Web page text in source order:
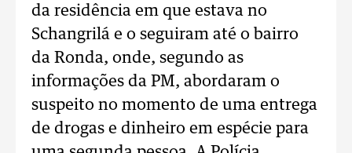
da residência em que estava no
Schangrilá e o seguiram até o bairro
da Ronda, onde, segundo as
informações da PM, abordaram o
suspeito no momento de uma entrega
de drogas e dinheiro em espécie para